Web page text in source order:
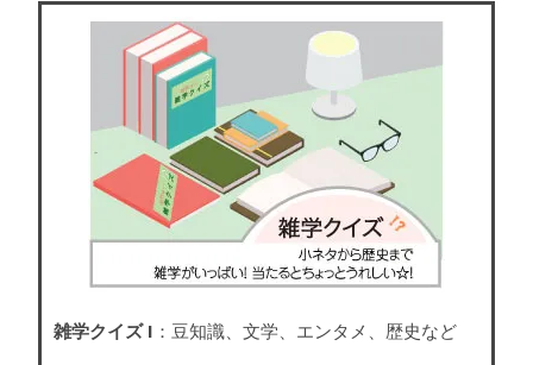
雑学クイズ I ：豆知識、文学、エンタメ、歴史など